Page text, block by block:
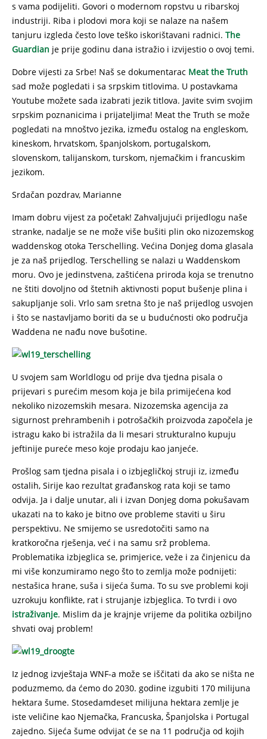
s vama podijeliti. Govori o modernom ropstvu u ribarskoj
industriji. Riba i plodovi mora koji se nalaze na našem
tanjuru izgleda često love teško iskorištavani radnici. The
Guardian je prije godinu dana istražio i izvijestio o ovoj temi.
Dobre vijesti za Srbe! Naš se dokumentarac Meat the Truth
sad može pogledati i sa srpskim titlovima. U postavkama
Youtube možete sada izabrati jezik titlova. Javite svim svojim
srpskim poznanicima i prijateljima! Meat the Truth se može
pogledati na mnoštvo jezika, između ostalog na engleskom,
kineskom, hrvatskom, španjolskom, portugalskom,
slovenskom, talijanskom, turskom, njemačkim i francuskim
jezikom.
Srdačan pozdrav, Marianne
Imam dobru vijest za početak! Zahvaljujući prijedlogu naše
stranke, nadalje se ne može više bušiti plin oko nizozemskog
waddenskog otoka Terschelling. Većina Donjeg doma glasala
je za naš prijedlog. Terschelling se nalazi u Waddenskom
moru. Ovo je jedinstvena, zaštićena priroda koja se trenutno
ne štiti dovoljno od štetnih aktivnosti poput bušenje plina i
sakupljanje soli. Vrlo sam sretna što je naš prijedlog usvojen
i što se nastavljamo boriti da se u budućnosti oko područja
Waddena ne nađu nove bušotine.
U svojem sam Worldlogu od prije dva tjedna pisala o
prijevari s purećim mesom koja je bila primijećena kod
nekoliko nizozemskih mesara. Nizozemska agencija za
sigurnost prehrambenih i potrošačkih proizvoda započela je
istragu kako bi istražila da li mesari strukturalno kupuju
jeftinije pureće meso koje prodaju kao janjeće.
Prošlog sam tjedna pisala i o izbjegličkoj struji iz, između
ostalih, Sirije kao rezultat građanskog rata koji se tamo
odvija. Ja i dalje unutar, ali i izvan Donjeg doma pokušavam
ukazati na to kako je bitno ove probleme staviti u širu
perspektivu. Ne smijemo se usredotočiti samo na
kratkoročna rješenja, već i na samu srž problema.
Problematika izbjeglica se, primjerice, veže i za činjenicu da
mi više konzumiramo nego što to zemlja može podnijeti:
nestašica hrane, suša i sijeća šuma. To su sve problemi koji
uzrokuju konflikte, rat i strujanje izbjeglica. To tvrdi i ovo
istraživanje. Mislim da je krajnje vrijeme da politika ozbiljno
shvati ovaj problem!
Iz jednog izvještaja WNF-a može se iščitati da ako se ništa ne
poduzmemo, da ćemo do 2030. godine izgubiti 170 milijuna
hektara šume. Stosedamdeset milijuna hektara zemlje je
iste veličine kao Njemačka, Francuska, Španjolska i Portugal
zajedno. Sijeća šume odvijat će se na 11 područja od kojih